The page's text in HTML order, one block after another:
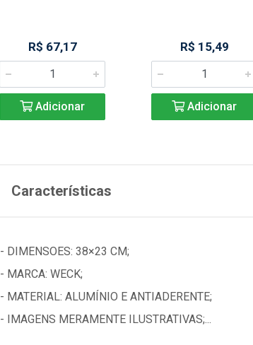
R$ 67,17
Adicionar
R$ 15,49
Adicionar
Características
- DIMENSOES: 38×23 CM;
- MARCA: WECK;
- MATERIAL: ALUMÍNIO E ANTIADERENTE;
- IMAGENS MERAMENTE ILUSTRATIVAS;...